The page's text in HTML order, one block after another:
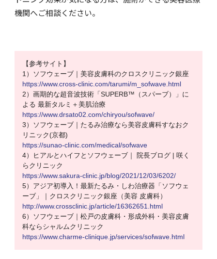
機関へご相談ください。
【参考サイト】
1）ソフウェーブ｜美容皮膚科のクロスクリニック銀座
https://www.cross-clinic.com/tarumi/m_sofwave.html
2）画期的な超音波技術「SUPERB™（スパーブ）」に
よる 最新タルミ＋美肌治療
https://www.drsato02.com/chiryou/sofwave/
3）ソフウェーブ｜たるみ治療なら美容皮膚科すなおク
リニック(京都)
https://sunao-clinic.com/medical/sofwave
4）ヒアルとハイフとソフウェーブ｜ 院長ブログ | 咲く
らクリニック
https://www.sakura-clinic.jp/blog/2021/12/03/6202/
5）アジア初導入！最新たるみ・しわ治療器「ソフウェ
ーブ」｜クロスクリニック銀座（美容 皮膚科）
http://www.crossclinic.jp/article/16362651.html
6）ソフウェーブ｜松戸の皮膚科・形成外科・美容皮膚
科ならシャルムクリニック
https://www.charme-clinique.jp/services/sofwave.html